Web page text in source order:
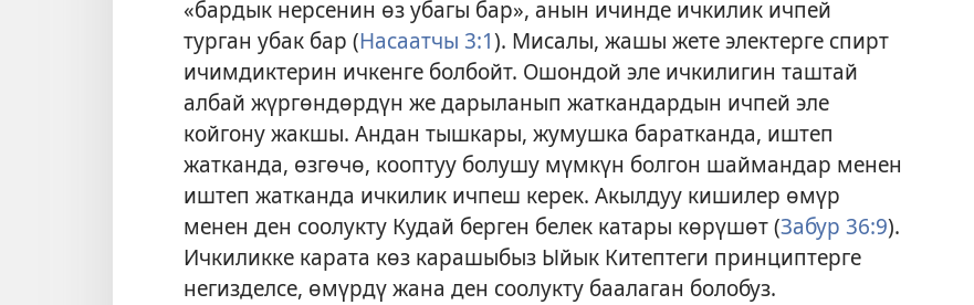
«бардык нерсенин өз убагы бар», анын ичинде ичкилик ичпей
турган убак бар (Насаатчы 3:1). Мисалы, жашы жете электерге спирт
ичимдиктерин ичкенге болбойт. Ошондой эле ичкилигин таштай
албай жүргөндөрдүн же дарыланып жаткандардын ичпей эле
койгону жакшы. Андан тышкары, жумушка баратканда, иштеп
жатканда, өзгөчө, кооптуу болушу мүмкүн болгон шаймандар менен
иштеп жатканда ичкилик ичпеш керек. Акылдуу кишилер өмүр
менен ден соолукту Кудай берген белек катары көрүшөт (Забур 36:9).
Ичкиликке карата көз карашыбыз Ыйык Китептеги принциптерге
негизделсе, өмүрдү жана ден соолукту баалаган болобуз.